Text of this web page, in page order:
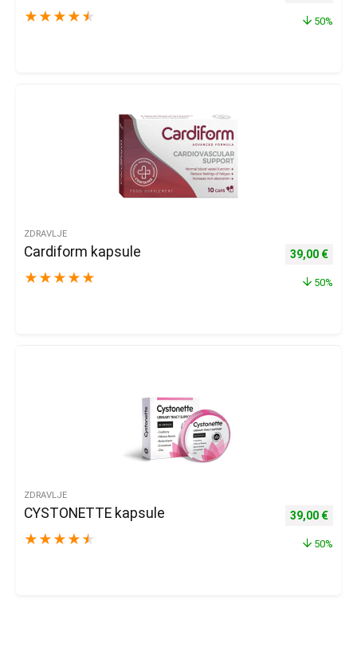
★ ★ ★ ★ ★ 50%
ZDRAVLJE
Cardiform kapsule
★ ★ ★ ★ ★
Izvorna
39,00 €
50%
ZDRAVLJE
CYSTONETTE kapsule
★ ★ ★ ★ ★
Izvorna
39,00 €
50%